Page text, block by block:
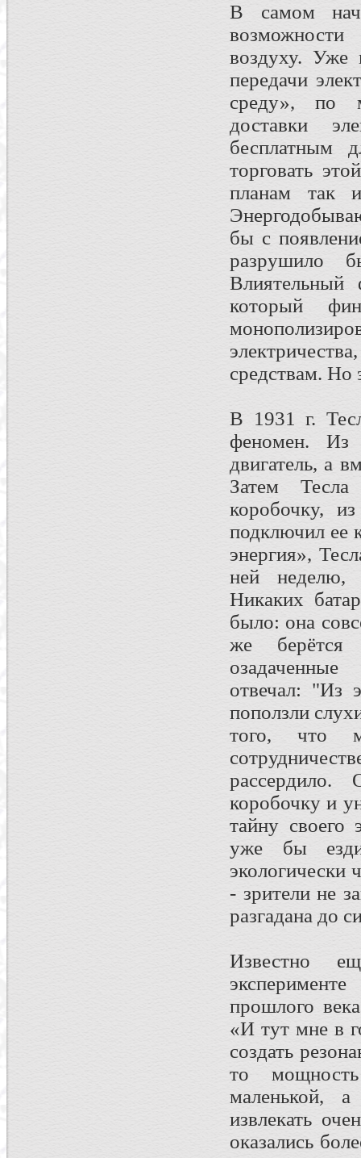
В самом
возможности
воздуху. Уже
передачи
среду», по
доставки
бесплатным
торговать
планам так
бы с
разрушило
Влиятельный
который
средствам. Но
В 1931 г.
феномен. Из
двигатель, а
Затем
коробочку,
подключил ее
энергия»,
ней неделю,
Никаких
было: она
же берётся
отвечал: "Из
поползли
того, что
коробочку и
тайну своего
уже бы
экологически
- зрители не
разгадана до
Известно
прошлого
«И тут мне в
создать
то
маленькой,
извлекать
оказались